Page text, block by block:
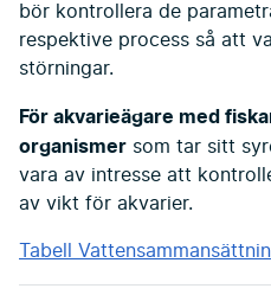
bör kontrollera de
respektive process så att
störningar.
För akvarieägare med
organismer som tar sitt
vara av intresse att
av vikt för akvarier.
Tabell